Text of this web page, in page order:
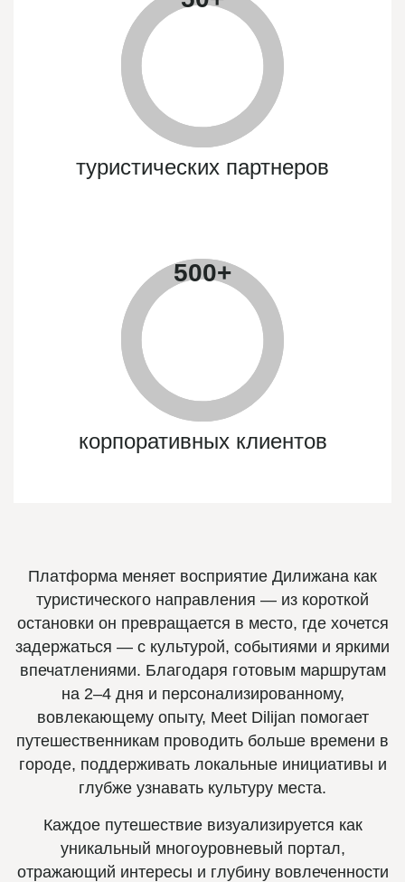
туристических партнеров
500+
корпоративных клиентов
Платформа меняет восприятие Дилижана как
туристического направления — из короткой
остановки он превращается в место, где хочется
задержаться — с культурой, событиями и яркими
впечатлениями. Благодаря готовым маршрутам
на 2–4 дня и персонализированному,
вовлекающему опыту, Meet Dilijan помогает
путешественникам проводить больше времени в
городе, поддерживать локальные инициативы и
глубже узнавать культуру места.
Каждое путешествие визуализируется как
уникальный многоуровневый портал,
отражающий интересы и глубину вовлеченности